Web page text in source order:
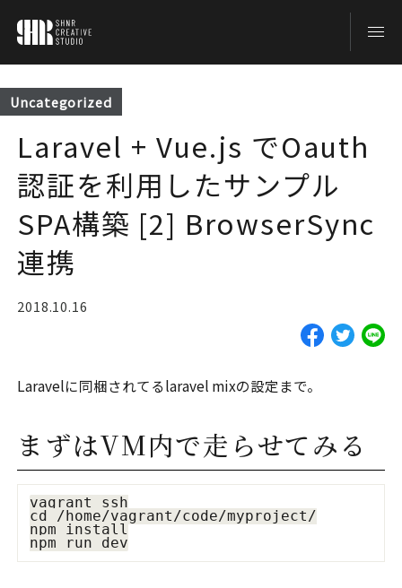
TOP
BLOG
ABOUT
CONTACT
Uncategorized
Laravel + Vue.js でOauth
認証を利用したサンプル
SPA構築 [2] BrowserSync
連携
2018.10.16
Laravelに同梱されてるlaravel mixの設定まで。
まずはVM内で走らせてみる
vagrant ssh
cd /home/vagrant/code/myproject/
npm install